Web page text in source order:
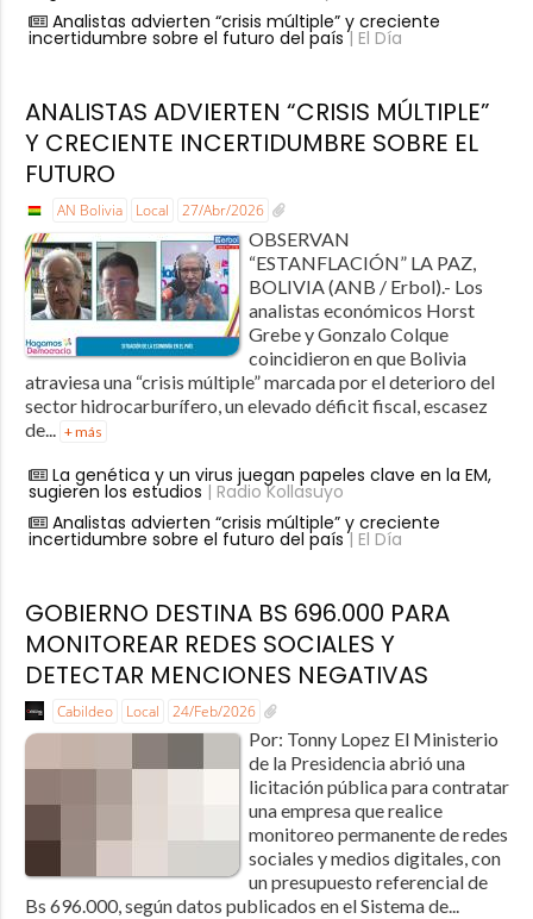
Analistas advierten “crisis múltiple” y creciente
incertidumbre sobre el futuro del país | El Día
ANALISTAS ADVIERTEN “CRISIS MÚLTIPLE”
Y CRECIENTE INCERTIDUMBRE SOBRE EL
FUTURO
AN Bolivia Local 27/Abr/2026
OBSERVAN
“ESTANFLACIÓN” LA PAZ,
BOLIVIA (ANB / Erbol).- Los
analistas económicos Horst
Grebe y Gonzalo Colque
coincidieron en que Bolivia
atraviesa una “crisis múltiple” marcada por el deterioro del
sector hidrocarburífero, un elevado déficit fiscal, escasez
de...
+ más
La genética y un virus juegan papeles clave en la EM,
sugieren los estudios | Radio Kollasuyo
Analistas advierten “crisis múltiple” y creciente
incertidumbre sobre el futuro del país | El Día
GOBIERNO DESTINA BS 696.000 PARA
MONITOREAR REDES SOCIALES Y
DETECTAR MENCIONES NEGATIVAS
Cabildeo Local 24/Feb/2026
Por: Tonny Lopez El Ministerio
de la Presidencia abrió una
licitación pública para contratar
una empresa que realice
monitoreo permanente de redes
sociales y medios digitales, con
un presupuesto referencial de
Bs 696.000, según datos publicados en el Sistema de...